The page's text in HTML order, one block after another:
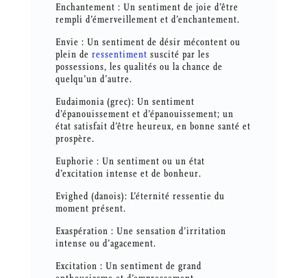
Enchantement : Un sentiment de joie d’être
rempli d’émerveillement et d’enchantement.
Envie : Un sentiment de désir mécontent ou
plein de ressentiment suscité par les
possessions, les qualités ou la chance de
quelqu’un d’autre.
Eudaimonia (grec): Un sentiment
d’épanouissement et d’épanouissement; un
état satisfait d’être heureux, en bonne santé et
prospère.
Euphorie : Un sentiment ou un état
d’excitation intense et de bonheur.
Evighed (danois): L’éternité ressentie du
moment présent.
Exaspération : Une sensation d’irritation
intense ou d’agacement.
Excitation : Un sentiment de grand